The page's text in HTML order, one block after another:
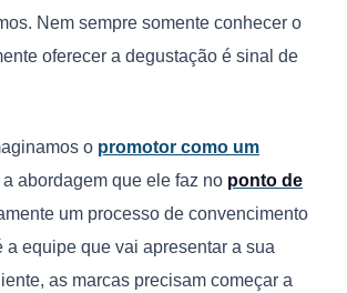
Nem sempre somente conhecer o
oferecer a degustação é sinal de
o promotor como um
a abordagem que ele faz no ponto de
um processo de convencimento
a equipe que vai apresentar a sua
as marcas precisam começar a